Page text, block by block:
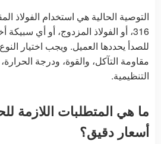
التوصية الحالية هي استخدام الفولاذ
316، أو الفولاذ المزدوج، أو أي
للصدأ يحددها العميل. ويجب اختيار النوع
مقاومة التآكل، والقوة، ودرجة
التنظيمية.
ما هي المتطلبات
أسعار دقيق؟